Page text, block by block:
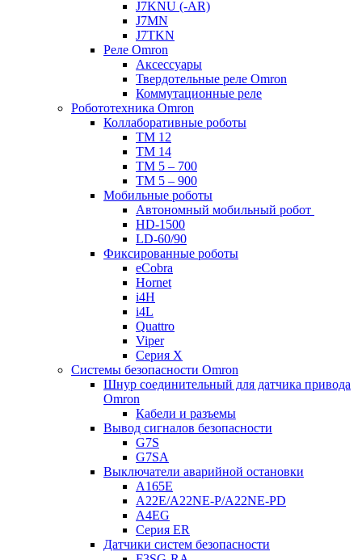
J7KNU (-AR)
J7MN
J7TKN
Реле Omron
Аксессуары
Твердотельные реле Omron
Коммутационные реле
Робототехника Omron
Коллаборативные роботы
TM 12
TM 14
TM 5 – 700
TM 5 – 900
Мобильные роботы
Автономный мобильный робот
HD-1500
LD-60/90
Фиксированные роботы
eCobra
Hornet
i4H
i4L
Quattro
Viper
Серия X
Системы безопасности Omron
Шнур соединительный для датчика привода
Omron
Кабели и разъемы
Вывод сигналов безопасности
G7S
G7SA
Выключатели аварийной остановки
A165E
A22E/A22NE-P/A22NE-PD
A4EG
Серия ER
Датчики систем безопасности